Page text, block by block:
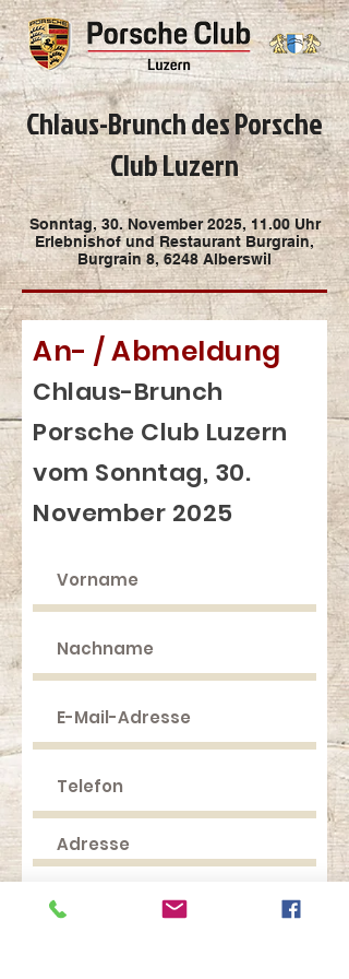
Chlaus-Brunch des Porsche
Club Luzern
Sonntag, 30. November 2025, 11.00 Uhr
Erlebnishof und Restaurant Burgrain,
Burgrain 8, 6248 Alberswil
An- / Abmeldung
Chlaus-Brunch
Porsche Club Luzern
vom Sonntag, 30.
November 2025